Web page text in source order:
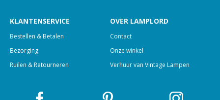
KLANTENSERVICE
Bestellen & Betalen
Bezorging
Ruilen & Retourneren
OVER LAMPLORD
Contact
Onze winkel
Verhuur van Vintage Lampen